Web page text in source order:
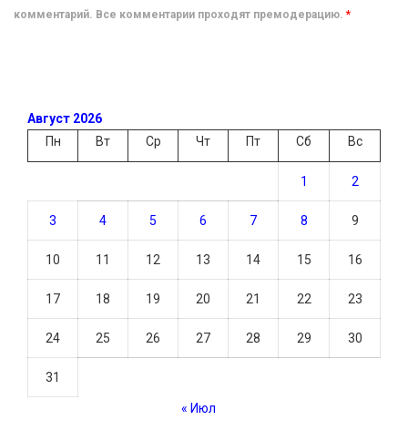
комментарий. Все комментарии проходят премодерацию. *
Август 2026
Пн
Вт Ср Чт Пт Сб Вс
1 2
3 4 5 6 7 8 9
10 11 12 13 14 15 16
17 18 19 20 21 22 23
24 25 26 27 28 29 30
31
« Июл